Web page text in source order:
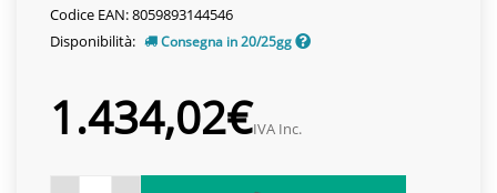
Codice EAN: 8059893144546
Disponibilità:
Consegna in 20/25gg
1.434,02€IVA Inc.